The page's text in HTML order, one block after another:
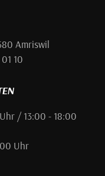
Amriswil
10
/ 13:00 - 18:00
Uhr